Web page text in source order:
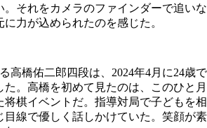
。それをカメラのファインダーで追いな
力が込められたのを感じた。
高橋佑二郎四段は、2024年4月に24歳で
。高橋を初めて見たのは、このひと月
将棋イベントだ。指導対局で子どもを相
目線で優しく話しかけていた。笑顔が素